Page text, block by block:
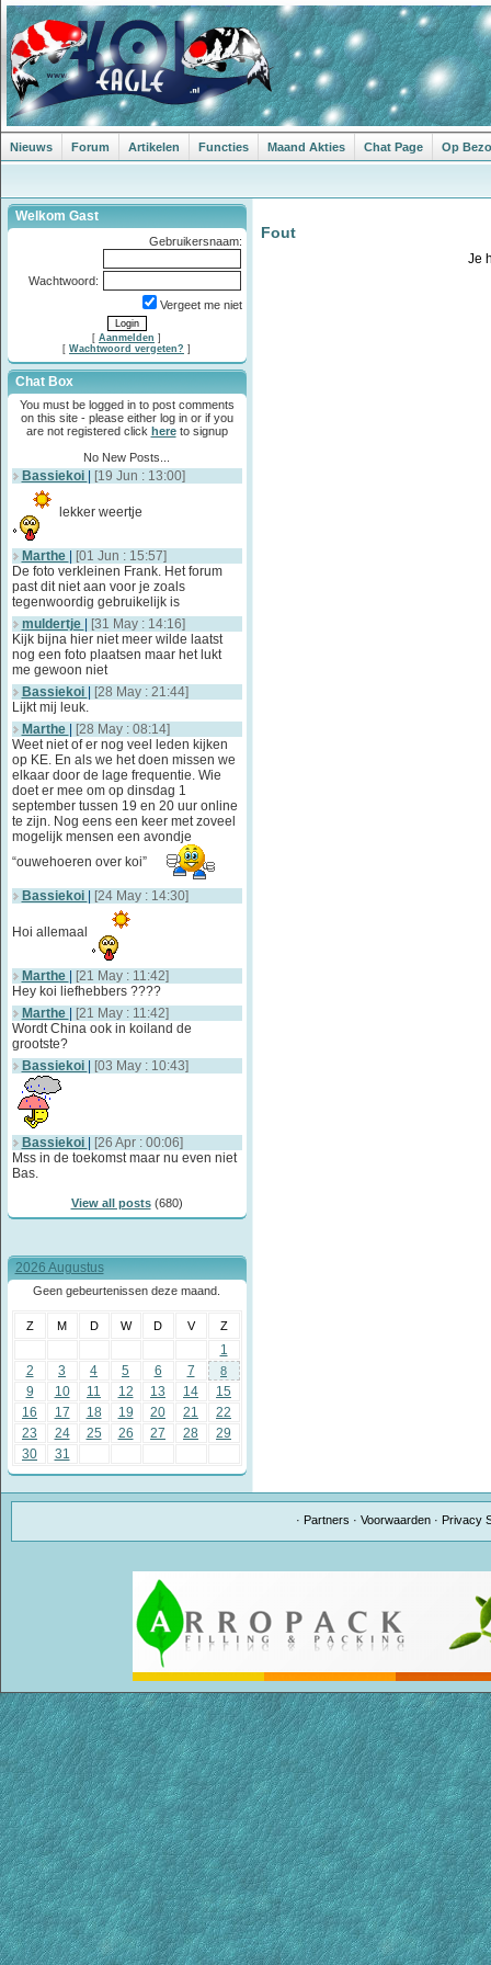
Nieuws Forum Artikelen Functies Maand Akties Chat Page Op
Welkom Gast
Gebruikersnaam:
Wachtwoord:
Vergeet me niet
[ Aanmelden ]
[ Wachtwoord vergeten? ]
Chat Box
You must be logged in to post comments
on this site - please either log in or if you
are not registered click hereto signup
No New Posts...
Bassiekoi [19 Jun : 13:00]
lekker weertje
Marthe
[01 Jun : 15:57]
De foto verkleinen Frank. Het forum
past dit niet aan voor je zoals
tegenwoordig gebruikelijk is
muldertje
[31 May : 14:16]
Kijk bijna hier niet meer wilde laatst
nog een foto plaatsen maar het lukt
me gewoon niet
Bassiekoi
[28 May : 21:44]
Lijkt mij leuk.
Marthe
[28 May : 08:14]
Weet niet of er nog veel leden kijken
op KE. En als we het doen missen we
elkaar door de lage frequentie. Wie
doet er mee om op dinsdag 1
september tussen 19 en 20 uur online
te zijn. Nog eens een keer met zoveel
mogelijk mensen een avondje
“ouwehoeren over koi”
Bassiekoi [24 May : 14:30]
Hoi allemaal
Marthe
[21 May : 11:42]
Hey koi liefhebbers ????
Marthe
[21 May : 11:42]
Wordt China ook in koiland de
grootste?
Bassiekoi
[03 May : 10:43]
Bassiekoi
[26 Apr : 00:06]
Mss in de toekomst maar nu even niet
Bas.
View all posts(680)
2026 Augustus
Geen gebeurtenissen deze maand.
Z M D W D V Z
1
2
3 4 5 6 7 8
9 10 11 12 13 14
15
16
17 18 19 20 21
22
23
24 25 26 27 28
29
30
31
Fout
Je
· Partners ·Voorwaarden · Privacy